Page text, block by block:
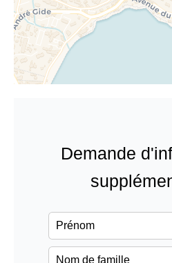
Demande